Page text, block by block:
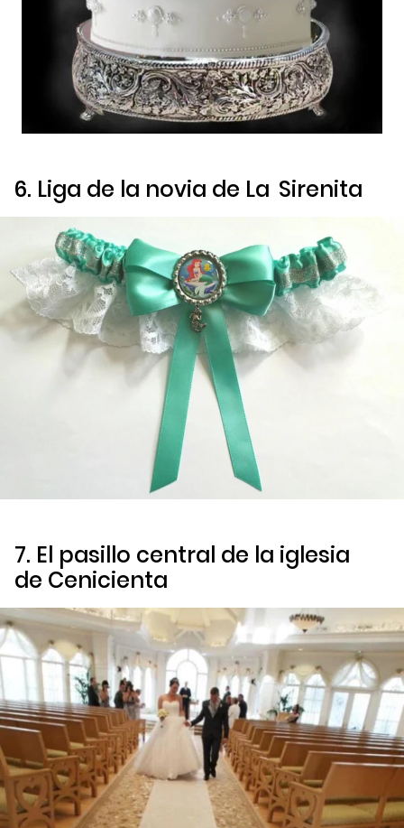
6. Liga de la novia de La Sirenita
7. El pasillo central de la iglesia
de Cenicienta